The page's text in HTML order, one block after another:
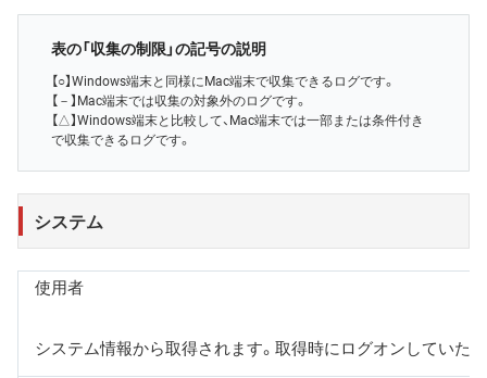
表の「収集の制限」の記号の説明
【○】Windows端末と同様にMac端末で収集できるログです。
【－】Mac端末では収集の対象外のログです。
【△】Windows端末と比較して、Mac端末では一部または条件付き
で収集できるログです。
システム
使用者
システム情報から取得されます。取得時にログオンしていた